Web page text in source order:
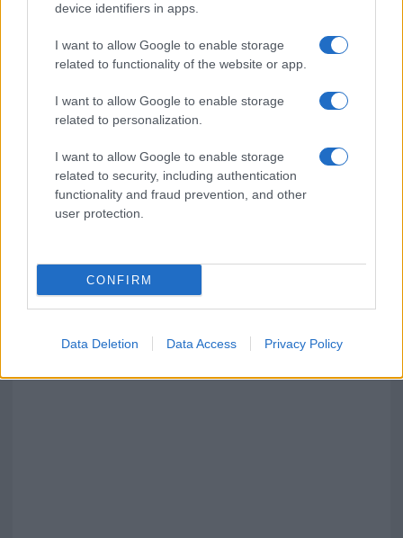
device identifiers in apps.
I want to allow Google to enable storage
related to functionality of the website or app.
I want to allow Google to enable storage
related to personalization.
I want to allow Google to enable storage
related to security, including authentication
functionality and fraud prevention, and other
user protection.
CONFIRM
Data Deletion Data Access Privacy Policy